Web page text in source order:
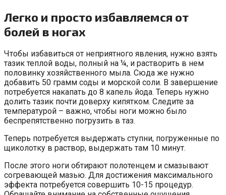
Легко и просто избавляемся от
болей в ногах
Чтобы избавиться от неприятного явления, нужно взять
тазик теплой воды, полный на ¼, и растворить в нем
половинку хозяйственного мыла. Сюда же нужно
добавить 50 грамм соды и морской соли. В завершение
потребуется накапать до 8 капель йода. Теперь нужно
долить тазик почти доверху кипятком. Следите за
температурой – важно, чтобы ноги можно было
беспрепятственно погрузить в таз.
Теперь потребуется выдержать ступни, погруженные по
щиколотку в раствор, выдержать там 10 минут.
После этого ноги обтирают полотенцем и смазывают
согревающей мазью. Для достижения максимального
эффекта потребуется совершить 10-15 процедур.